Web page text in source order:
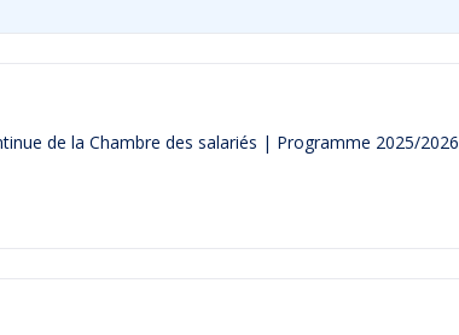
de la Chambre des salariés | Programme 2025/2026